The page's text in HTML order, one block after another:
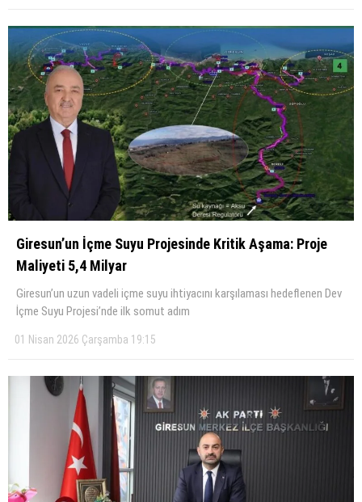
Giresun’un İçme Suyu Projesinde Kritik Aşama: Proje
Maliyeti 5,4 Milyar
Giresun’un uzun vadeli içme suyu ihtiyacını karşılaması hedeflenen Dev
İçme Suyu Projesi’nde ilk somut adım
01 Nisan 2026 Çarşamba 19:15